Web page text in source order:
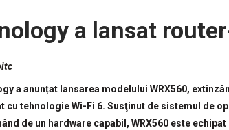
a lansat
a anunțat lansarea modelului WRX560,
cu tehnologie Wi-Fi 6. Susţinut de sistemul de
de un hardware capabil, WRX560 este